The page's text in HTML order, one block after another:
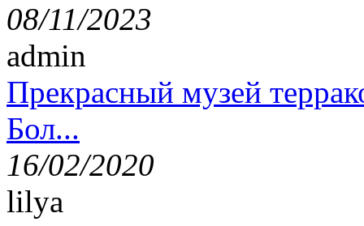
08/11/2023
admin
Прекрасный музей
Бол...
16/02/2020
lilya